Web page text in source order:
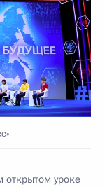
открытом уроке